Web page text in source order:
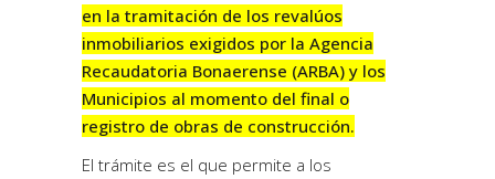
en la tramitación de los revalúos
inmobiliarios exigidos por la Agencia
Recaudatoria Bonaerense (ARBA) y los
Municipios al momento del final o
registro de obras de construcción.
El trámite es el que permite a los